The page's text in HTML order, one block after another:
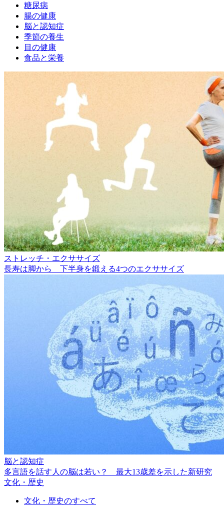
糖尿病
腸の健康
脳と認知症
季節の養生
目の健康
食品と栄養
ストレッチ・エクササイズ
長寿は脚から 下半身を鍛える4つのエクササイズ
脳と認知症
多言語を話す人の脳は若い？ 最大13歳差を示した新研究
文化・歴史
文化・歴史のすべて